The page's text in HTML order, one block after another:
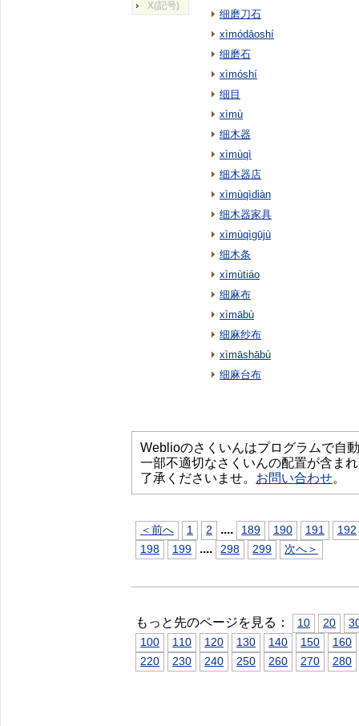
X(記号)
细磨刀石
xìmódāoshí
细磨石
xìmóshí
细目
xìmù
细木器
xìmùqì
细木器店
xìmùqìdiàn
细木器家具
xìmùqìgūjù
细木条
xìmùtiáo
细麻布
xìmābù
细麻纱布
xìmāshābù
细麻台布
Weblioのさくいんはプログラムで自
一部不適切なさくいんの配置が含ま
了承くださいませ。 お問い合わせ。
＜前へ 1 2 .... 189 190 191
192
198
199 .... 298 299 次へ＞
もっと先のページを見る： 10 20
100
110 120 130 140 150
160
220
230 240 250 260 270 280